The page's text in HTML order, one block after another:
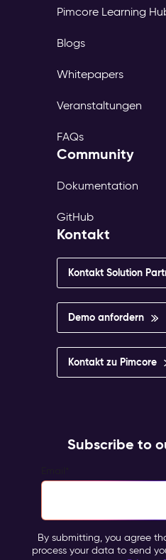
Pimcore Learning
Blogs
Whitepapers
Veranstaltungen
FAQs
Community
Dokumentation
GitHub
Kontakt
Kontakt Solution
Demo anfordern
Kontakt zu Pimcore
Subscribe to
By submitting, you agree
process your data to send